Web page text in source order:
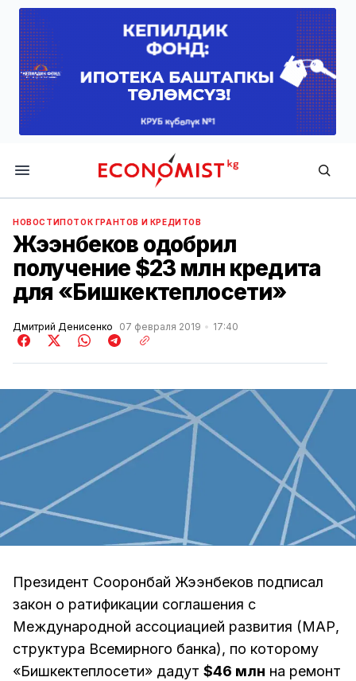
Economist.kg
НОВОСТИПОТОК ГРАНТОВ И КРЕДИТОВ
Жээнбеков одобрил
получение $23 млн кредита
для «Бишкектеплосети»
Дмитрий Денисенко 07 февраля 2019 17:40
Президент Сооронбай Жээнбеков подписал
закон о ратификации соглашения с
Международной ассоциацией развития (МАР,
структура Всемирного банка), по которому
«Бишкектеплосети» дадут $46 млн на ремонт